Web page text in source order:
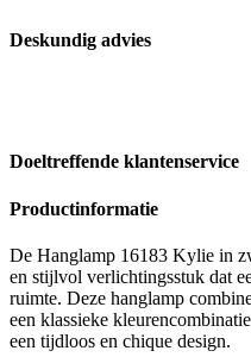
Deskundig advies
Doeltreffende klantenservice
Productinformatie
De Hanglamp 16183 Kylie in
en stijlvol verlichtingsstuk dat
ruimte. Deze hanglamp
een klassieke
een tijdloos en chique design.